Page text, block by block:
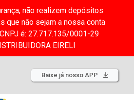
não realizem depósitos
que não sejam a nossa conta
é: 27.717.135/0001-29
EIRELI
Baixe já nosso APP